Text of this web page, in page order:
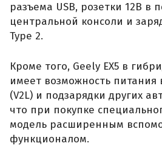
разъема USB, розетки 12В в
центральной консоли и
Type 2.
Кроме того, Geely EX5 в
имеет возможность питания
(V2L) и подзарядки других
что при покупке
модель расширенным
функционалом.